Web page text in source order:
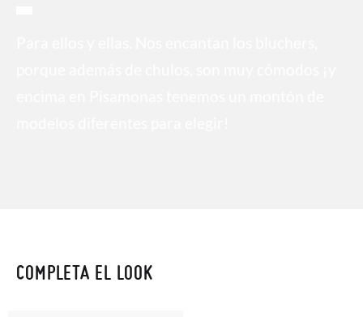
COMPLETA EL LOOK